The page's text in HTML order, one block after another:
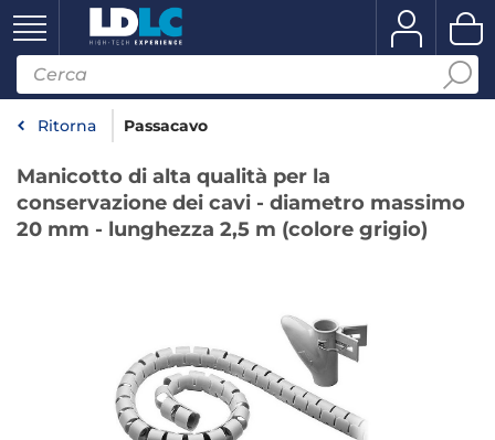
Ritorna Passacavo
Manicotto di alta qualità per la
conservazione dei cavi - diametro massimo
20 mm - lunghezza 2,5 m (colore grigio)